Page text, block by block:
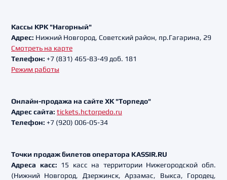
Кассы КРК "Нагорный"
Адрес: Нижний Новгород, Советский район, пр.Гагарина, 29
Смотреть на карте
Телефон: +7 (831) 465-83-49 доб. 181
Режим работы
Онлайн-продажа на сайте ХК "Торпедо"
Адрес сайта: tickets.hctorpedo.ru
Телефон: +7 (920) 006-05-34
Точки продаж билетов оператора KASSIR.RU
Адреса касс: 15 касс на территории Нижегородской обл.
(Нижний Новгород, Дзержинск, Арзамас, Выкса, Городец,